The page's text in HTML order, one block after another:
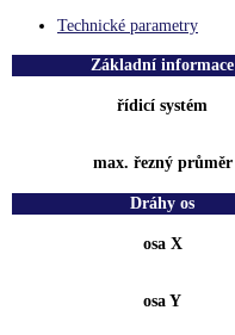
Technické parametry
Základní informace
řídicí systém
max. řezný průměr
Dráhy os
osa X
osa Y